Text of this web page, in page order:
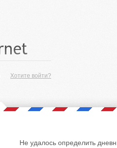
Хотите войти?
Не удалось определить